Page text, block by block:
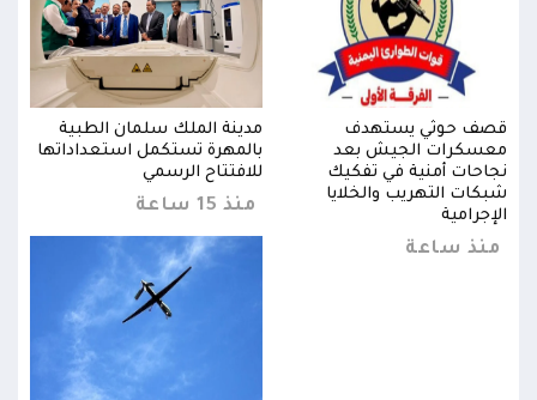
قصف حوثي يستهدف
معسكرات الجيش بعد
نجاحات أمنية في تفكيك
شبكات التهريب والخلايا
الإجرامية
منذ ساعة
مدينة الملك سلمان الطبية
بالمهرة تستكمل استعداداتها
للافتتاح الرسمي
منذ 15 ساعة